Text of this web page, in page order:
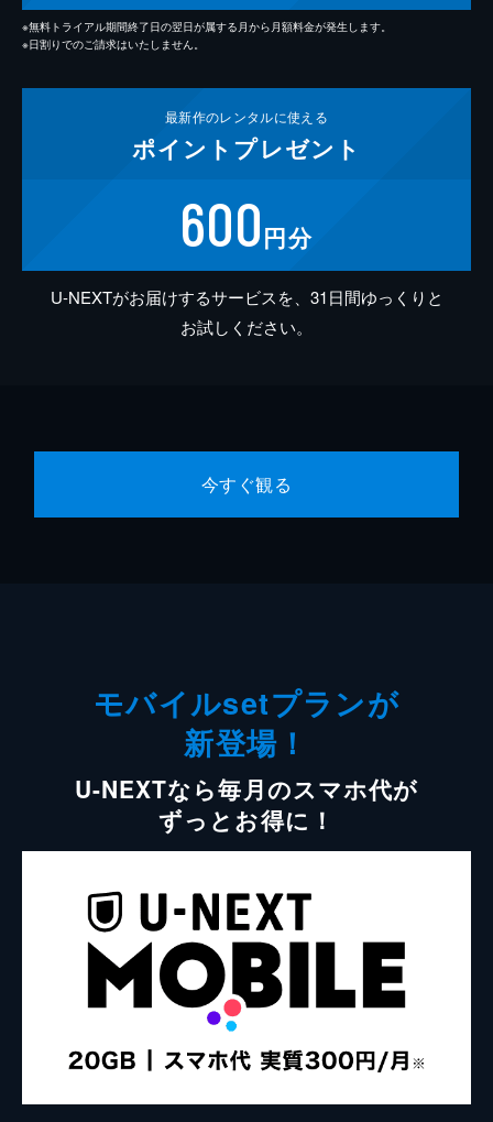
※無料トライアル期間終了日の翌日が属する月から月額料金が発生します。
※日割りでのご請求はいたしません。
最新作のレンタルに使える
ポイント プレゼント
600円分
U-NEXTがお届けするサービスを、31日間ゆっくりと
お試しください。
今すぐ観る
モバイルsetプランが
新登場！
U-NEXTなら毎月のスマホ代が
ずっとお得に！